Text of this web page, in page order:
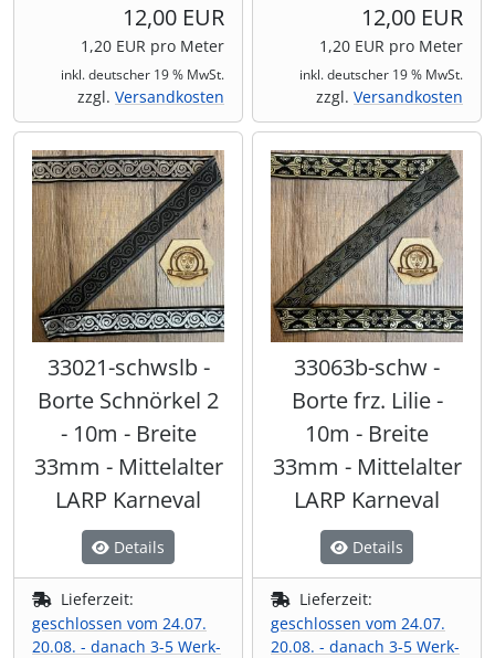
12,00 EUR
1,20 EUR pro Meter
inkl. deutscher 19 % MwSt.
zzgl. Versandkosten
12,00 EUR
1,20 EUR pro Meter
inkl. deutscher 19 % MwSt.
zzgl. Versandkosten
33021-schwslb -
Borte Schnörkel 2
- 10m - Breite
33mm - Mittelalter
LARP Karneval
Details
Lieferzeit:
geschlossen vom 24.07.
20.08. - danach 3-5 Werk-
33063b-schw -
Borte frz. Lilie -
10m - Breite
33mm - Mittelalter
LARP Karneval
Details
Lieferzeit:
geschlossen vom 24.07.
20.08. - danach 3-5 Werk-